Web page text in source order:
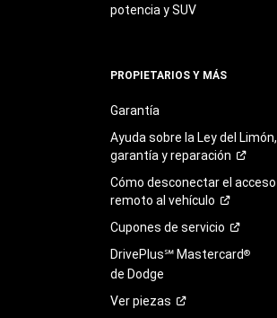
potencia y SUV
PROPIETARIOS Y MÁS
Garantía
Ayuda sobre la Ley del Limón,
garantía yreparación
Cómo desconectar el acceso
remoto al vehículo
Cupones de servicio
DrivePlus℠ Mastercard®
de Dodge
Verpiezas